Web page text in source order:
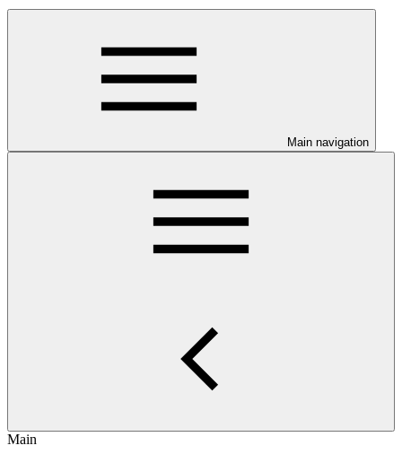
Main navigation
Main